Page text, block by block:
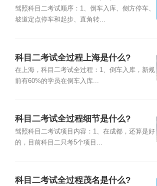
驾照科目二考试顺序：1、倒车入库、侧方停车、
坡道定点停车和起步、直角转...
科目二考试全过程上海是什么?
在上海，科目二考试全过程：1、倒车入库，新规
前有60%的学员在倒车入库...
科目二考试全过程细节是什么?
驾照科目二考试项目内容：1、在成都，还算是好
的，目前科目二只考5个项目...
科目二考试全过程茂名是什么?